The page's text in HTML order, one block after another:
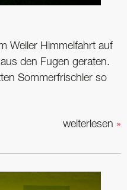
Weiler Himmelfahrt auf
den Fugen geraten.
Sommerfrischler so
weiterlesen »